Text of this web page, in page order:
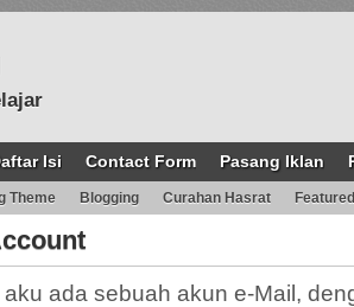
Isi Contact Form Pasang Iklan
Theme Blogging Curahan Hasrat Featured
ada sebuah akun e-Mail,